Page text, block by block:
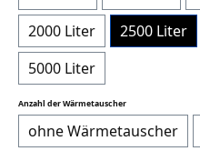
2000 Liter
2500 Liter
5000 Liter
Anzahl der Wärmetauscherauswählen
ohne Wärmetauscher